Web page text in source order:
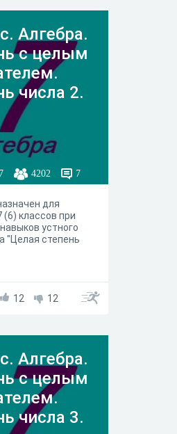
Алгебра.
с целым
числа 2.
4202 7
для
(6) классов при
устного
"Целая степень
12 12
Алгебра.
с целым
числа 3.